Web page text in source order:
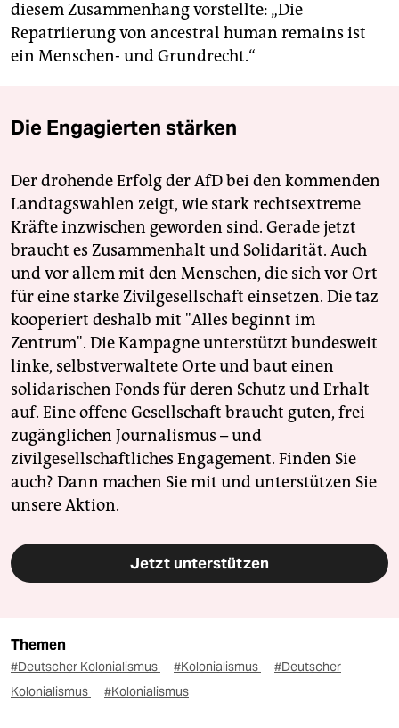
diesem Zusammenhang vorstellte: „Die
Repatriierung von ancestral human remains ist
ein Menschen- und Grundrecht.“
Die Engagierten stärken
Der drohende Erfolg der AfD bei den kommenden
Landtagswahlen zeigt, wie stark rechtsextreme
Kräfte inzwischen geworden sind. Gerade jetzt
braucht es Zusammenhalt und Solidarität. Auch
und vor allem mit den Menschen, die sich vor Ort
für eine starke Zivilgesellschaft einsetzen. Die taz
kooperiert deshalb mit "Alles beginnt im
Zentrum". Die Kampagne unterstützt bundesweit
linke, selbstverwaltete Orte und baut einen
solidarischen Fonds für deren Schutz und Erhalt
auf. Eine offene Gesellschaft braucht guten, frei
zugänglichen Journalismus – und
zivilgesellschaftliches Engagement. Finden Sie
auch? Dann machen Sie mit und unterstützen Sie
unsere Aktion.
Jetzt unterstützen
Themen
#Deutscher Kolonialismus #Kolonialismus
#Deutscher
Kolonialismus
#Kolonialismus